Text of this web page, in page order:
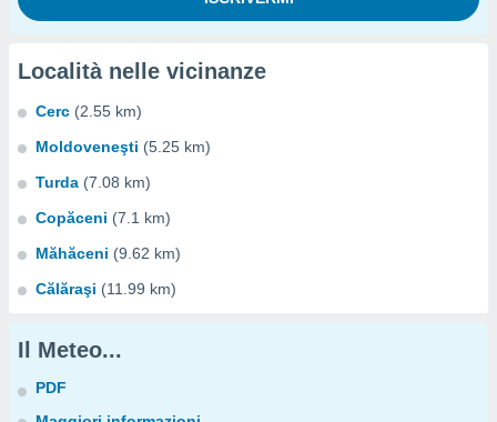
Località nelle vicinanze
Cerc (2.55 km)
Moldoveneşti (5.25 km)
Turda (7.08 km)
Copăceni (7.1 km)
Măhăceni (9.62 km)
Călăraşi (11.99 km)
Il Meteo...
PDF